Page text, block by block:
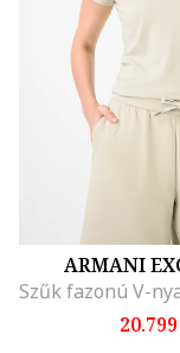
ARMANI